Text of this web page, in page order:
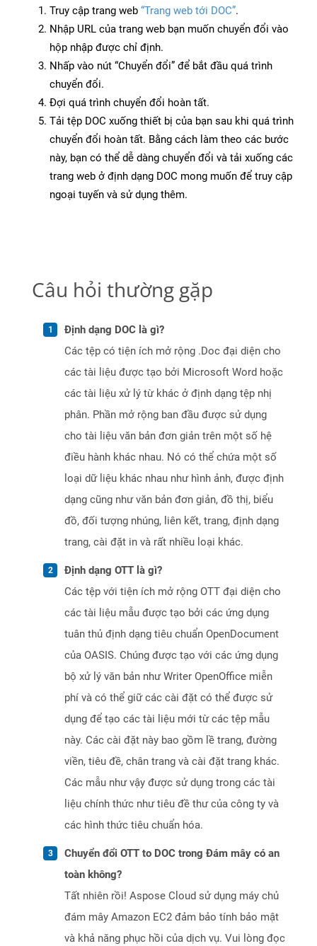
Truy cập trang web “Trang web tới DOC”.
Nhập URL của trang web bạn muốn chuyển đổi vào
hộp nhập được chỉ định.
Nhấp vào nút “Chuyển đổi” để bắt đầu quá trình
chuyển đổi.
Đợi quá trình chuyển đổi hoàn tất.
Tải tệp DOC xuống thiết bị của bạn sau khi quá trình
chuyển đổi hoàn tất. Bằng cách làm theo các bước
này, bạn có thể dễ dàng chuyển đổi và tải xuống các
trang web ở định dạng DOC mong muốn để truy cập
ngoại tuyến và sử dụng thêm.
Câu hỏi thường gặp
Định dạng DOC là gì?
Các tệp có tiện ích mở rộng .Doc đại diện cho
các tài liệu được tạo bởi Microsoft Word hoặc
các tài liệu xử lý từ khác ở định dạng tệp nhị
phân. Phần mở rộng ban đầu được sử dụng
cho tài liệu văn bản đơn giản trên một số hệ
điều hành khác nhau. Nó có thể chứa một số
loại dữ liệu khác nhau như hình ảnh, được định
dạng cũng như văn bản đơn giản, đồ thị, biểu
đồ, đối tượng nhúng, liên kết, trang, định dạng
trang, cài đặt in và rất nhiều loại khác.
Định dạng OTT là gì?
Các tệp với tiện ích mở rộng OTT đại diện cho
các tài liệu mẫu được tạo bởi các ứng dụng
tuân thủ định dạng tiêu chuẩn OpenDocument
của OASIS. Chúng được tạo với các ứng dụng
bộ xử lý văn bản như Writer OpenOffice miễn
phí và có thể giữ các cài đặt có thể được sử
dụng để tạo các tài liệu mới từ các tệp mẫu
này. Các cài đặt này bao gồm lề trang, đường
viền, tiêu đề, chân trang và cài đặt trang khác.
Các mẫu như vậy được sử dụng trong các tài
liệu chính thức như tiêu đề thư của công ty và
các hình thức tiêu chuẩn hóa.
Chuyển đổi OTT to DOC trong Đám mây có an
toàn không?
Tất nhiên rồi! Aspose Cloud sử dụng máy chủ
đám mây Amazon EC2 đảm bảo tính bảo mật
và khả năng phục hồi của dịch vụ. Vui lòng đọc